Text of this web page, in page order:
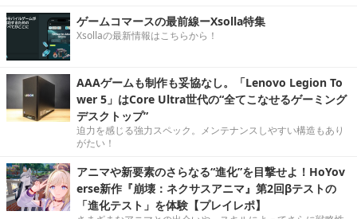
ゲームコマースの最前線ーXsolla特集
Xsollaの最新情報はこちらから！
AAAゲームも制作も妥協なし。「Lenovo Legion To
wer 5」はCore Ultra世代の“全てこなせるゲーミング
デスクトップ”
迫力を感じる強力スペック。メンテナンスしやすい構造もあり
がたい！
アニマや新要素のさらなる“進化”を目撃せよ！HoYov
erse新作『崩壊：ネクサスアニマ』第2回βテストの
「進化テスト」を体験【プレイレポ】